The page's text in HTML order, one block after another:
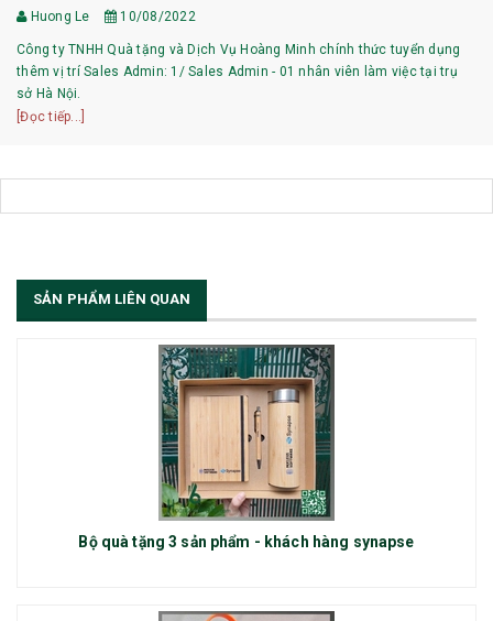
Huong Le 10/08/2022
Công ty TNHH Quà tặng và Dịch Vụ Hoàng Minh chính thức tuyển dụng
thêm vị trí Sales Admin: 1/ Sales Admin - 01 nhân viên làm việc tại trụ
sở Hà Nội.
[Đọc tiếp...]
SẢN PHẨM LIÊN QUAN
Bộ quà tặng 3 sản phẩm - khách hàng synapse